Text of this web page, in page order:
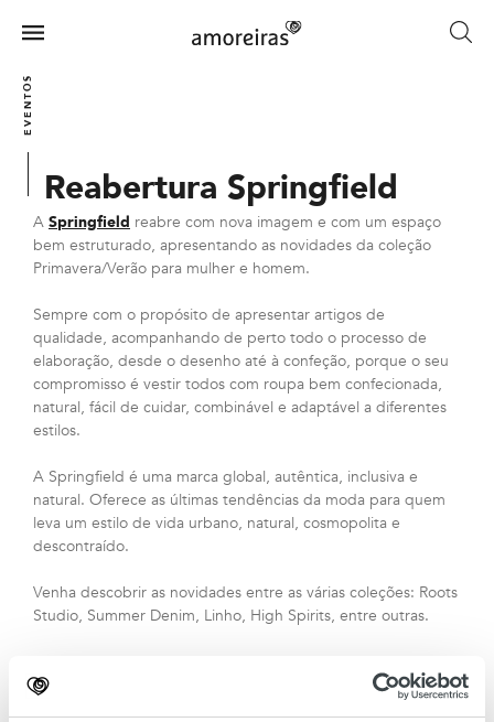
mainMenu
EVENTOS
Reabertura Springfield
A Springfield reabre com nova imagem e com um espaço
bem estruturado, apresentando as novidades da coleção
Primavera/Verão para mulher e homem.
Sempre com o propósito de apresentar artigos de
qualidade, acompanhando de perto todo o processo de
elaboração, desde o desenho até à confeção, porque o seu
compromisso é vestir todos com roupa bem confecionada,
natural, fácil de cuidar, combinável e adaptável a diferentes
estilos.
A Springfield é uma marca global, autêntica, inclusiva e
natural. Oferece as últimas tendências da moda para quem
leva um estilo de vida urbano, natural, cosmopolita e
descontraído.
Venha descobrir as novidades entre as várias coleções: Roots
Studio, Summer Denim, Linho, High Spirits, entre outras.